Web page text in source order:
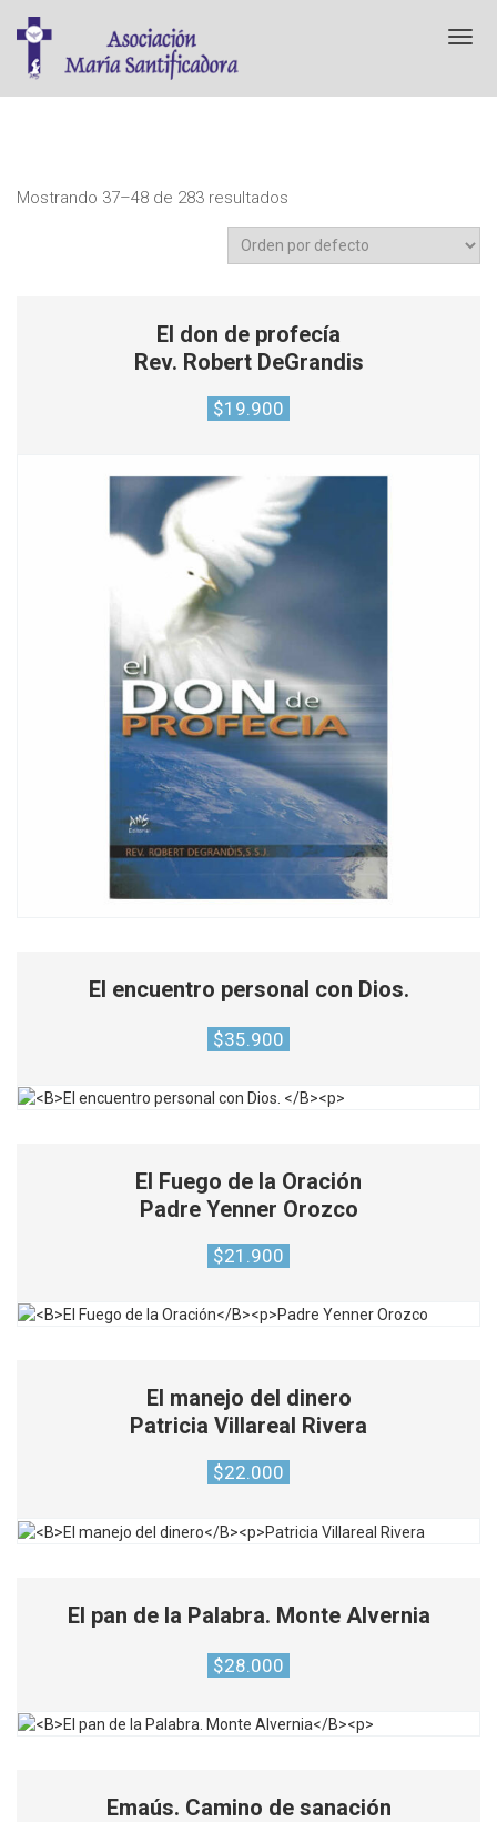
T
g
Mostrando 37–48 de 283 resultados
El don de profecía
Rev. Robert DeGrandis
$19.900
El encuentro personal con Dios.
$35.900
El Fuego de la Oración
Padre Yenner Orozco
$21.900
El manejo del dinero
Patricia Villareal Rivera
$22.000
El pan de la Palabra. Monte Alvernia
$28.000
Emaús. Camino de sanación